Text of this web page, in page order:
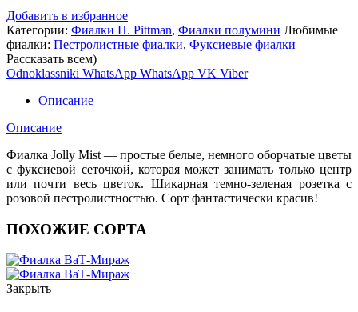
Добавить в избранное
Категории: Фиалки H. Pittman, Фиалки полумини Любимые
фиалки: Пестролистные фиалки, Фуксиевые фиалки
Рассказать всем)
Odnoklassniki WhatsApp WhatsApp VK Viber
Описание
Описание
Фиалка Jolly Mist — простые белые, немного оборчатые цветы
с фуксиевой сеточкой, которая может занимать только центр
или почти весь цветок. Шикарная темно-зеленая розетка с
розовой пестролистностью. Сорт фантастически красив!
ПОХОЖИЕ СОРТА
Закрыть